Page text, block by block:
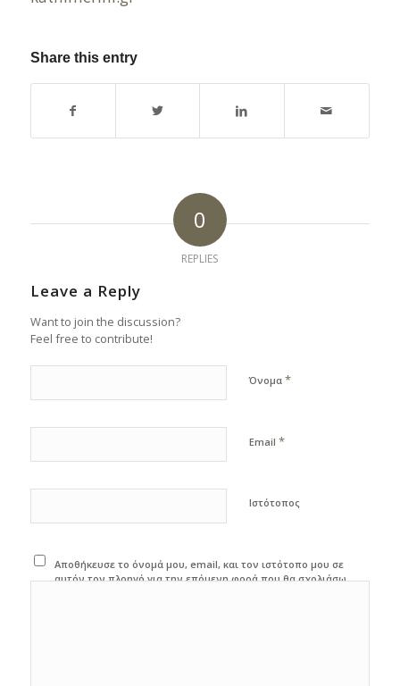
Share this entry
0
REPLIES
Leave a Reply
Want to join the discussion?
Feel free to contribute!
Όνομα *
Email *
Ιστότοπος
Αποθήκευσε το όνομά μου, email, και τον ιστότοπο μου σε
αυτόν τον πλοηγό για την επόμενη φορά που θα σχολιάσω.